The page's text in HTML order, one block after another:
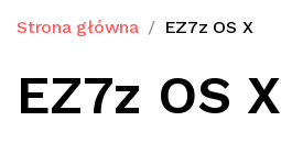
Strona główna EZ7z OS X
EZ7z OS X